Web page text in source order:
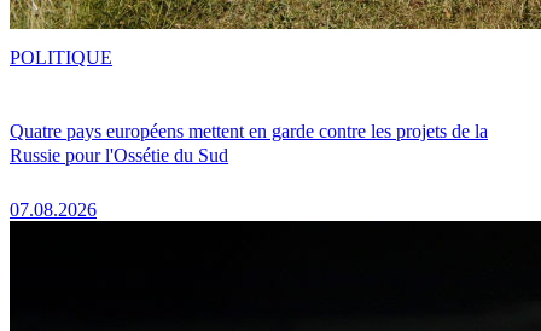
Quatre pays européens mettent en garde contre les projets de la
Russie pour l'Ossétie du Sud
07.08.2026
POLITIQUE